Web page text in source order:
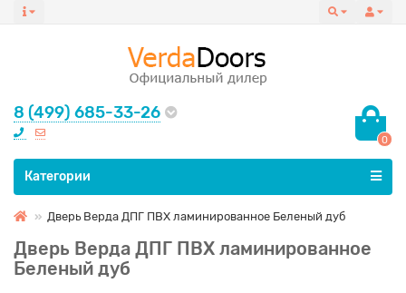
8 (499) 685-33-26
0
Все категории
Категории
Дверь Верда ДПГ ПВХ ламинированное Беленый дуб
Дверь Верда ДПГ ПВХ ламинированное
Беленый дуб